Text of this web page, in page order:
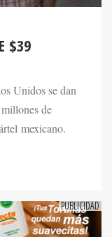
Unidos se dan
de
mexicano.